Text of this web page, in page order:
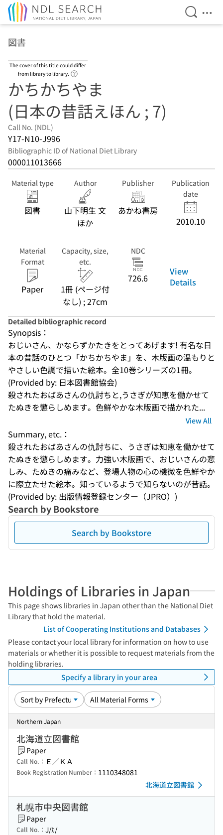
Open
図書
The cover of this title could differ
from library to library.
かちかちやま
(日本の昔話えほん ; 7)
Call No. (NDL)
Y17-N10-J996
Bibliographic ID of National Diet Library
000011013666
Material type
図書
Author
山下明生 文
ほか
Publisher
あかね書房
Publication
date
2010.10
Material
Format
Paper
Capacity, size,
etc.
1冊 (ページ付
なし) ; 27cm
NDC
726.6
View
Details
Detailed bibliographic record
Synopsis：
おじいさん、かならずかたきをとってあげます! 有名な日
本の昔話のひとつ「かちかちやま」を、木版画の温もりと
やさしい色調で描いた絵本。全10巻シリーズの1冊。
(Provided by: 日本図書館協会)
殺されたおばあさんの仇討ちと,うさぎが知恵を働かせて
たぬきを懲らしめます。色鮮やかな木版画で描かれた...
View All
Summary, etc.：
殺されたおばあさんの仇討ちに、うさぎは知恵を働かせて
たぬきを懲らしめます。力強い木版画で、おじいさんの悲
しみ、たぬきの痛みなど、登場人物の心の機微を色鮮やか
に際立たせた絵本。知っているようで知らないのが昔話。
(Provided by: 出版情報登録センター（JPRO）)
Search by Bookstore
Search by Bookstore
Holdings of Libraries in Japan
This page shows libraries in Japan other than the National Diet
Library that hold the material.
List of Cooperating Institutions and Databases
Please contact your local library for information on how to use
materials or whether it is possible to request materials from the
holding libraries.
Specify a library in your area
Northern Japan
北海道立図書館
Paper
Call No.： Ｅ／ＫＡ
Book Registration Number： 1110348081
北海道立図書館
札幌市中央図書館
Paper
Call No.： J/ｶ/